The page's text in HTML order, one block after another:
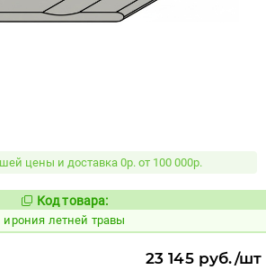
цены и доставка 0р. от 100 000р.
Код:
1099732
Код товара:
ирония летней травы
23 145 руб./шт